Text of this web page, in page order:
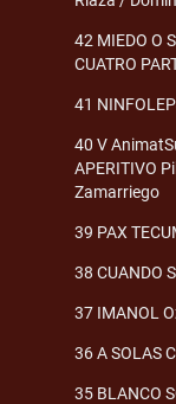
42 MIEDO O
CUATRO
41
40 V
APERITIVO
Zamarriego
39 PAX
38 CUANDO
37 IMANOL
36 A SOLAS
35 BLANCO